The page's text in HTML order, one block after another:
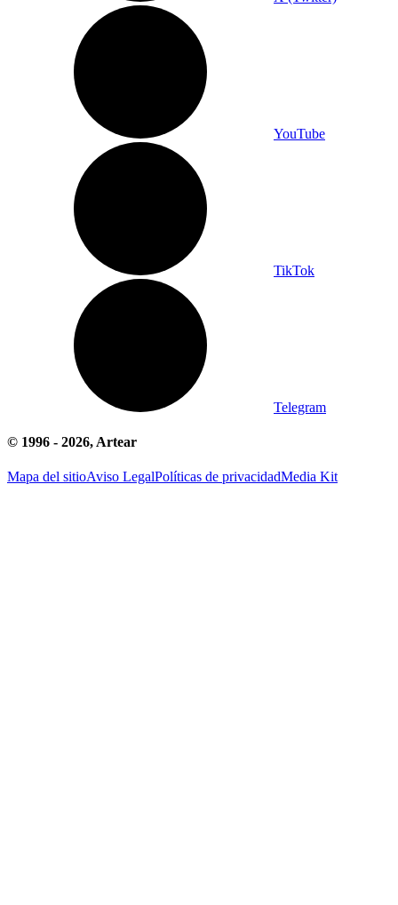
YouTube
TikTok
Telegram
© 1996 - 2026, Artear
Mapa del sitioAviso LegalPolíticas de privacidadMedia Kit